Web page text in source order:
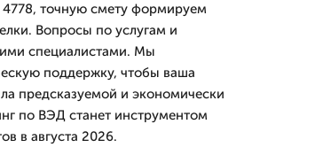
4778, точную смету формируем
Вопросы по услугам и
специалистами. Мы
поддержку, чтобы ваша
предсказуемой и экономически
по ВЭД станет инструментом
в августа 2026.